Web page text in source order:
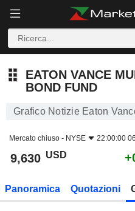
EATON VANCE
BOND FUND
Grafico Notizie Eaton
Mercato chiuso - NYSE 22:00:00
9,630 USD
Panoramica Quotazioni